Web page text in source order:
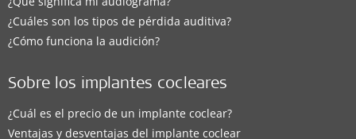
¿Cuáles son los tipos de pérdida auditiva?
¿Cómo funciona la audición?
Sobre los implantes cocleares
¿Cuál es el precio de un implante coclear?
Ventajas y desventajas del implante coclear